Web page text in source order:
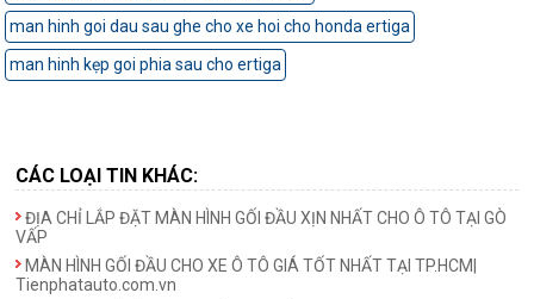
man hinh goi dau sau ghe cho xe hoi cho honda ertiga
man hinh kẹp goi phia sau cho ertiga
CÁC LOẠI TIN KHÁC:
ĐỊA CHỈ LẮP ĐẶT MÀN HÌNH GỐI ĐẦU XỊN NHẤT CHO Ô TÔ TẠI GÒ
VẤP
MÀN HÌNH GỐI ĐẦU CHO XE Ô TÔ GIÁ TỐT NHẤT TẠI TP.HCM|
Tienphatauto.com.vn